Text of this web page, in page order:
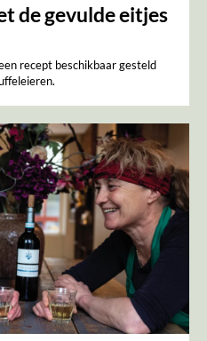
de gevulde eitjes
recept beschikbaar gesteld